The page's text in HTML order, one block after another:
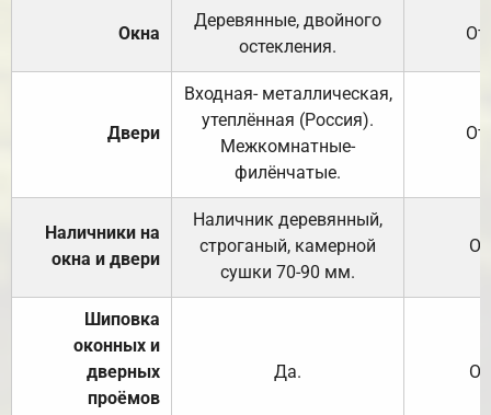
Окна
Деревянные, двойного
остекления.
Двери
Входная- металлическая,
утеплённая (Россия).
Межкомнатные-
филёнчатые.
Наличники на
окна и двери
Наличник деревянный,
строганый, камерной
сушки 70-90 мм.
Шиповка
оконных и
дверных
проёмов
Да.